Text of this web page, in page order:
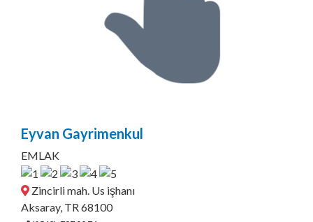
Eyvan Gayrimenkul
EMLAK
Zincirli mah. Us işhanı
Aksaray, TR 68100